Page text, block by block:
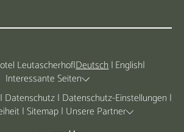
Leutascherhof|Deutsch|English|
Interessante Seiten
| Datenschutz| Datenschutz-Einstellungen |
|Sitemap| Unsere Partner